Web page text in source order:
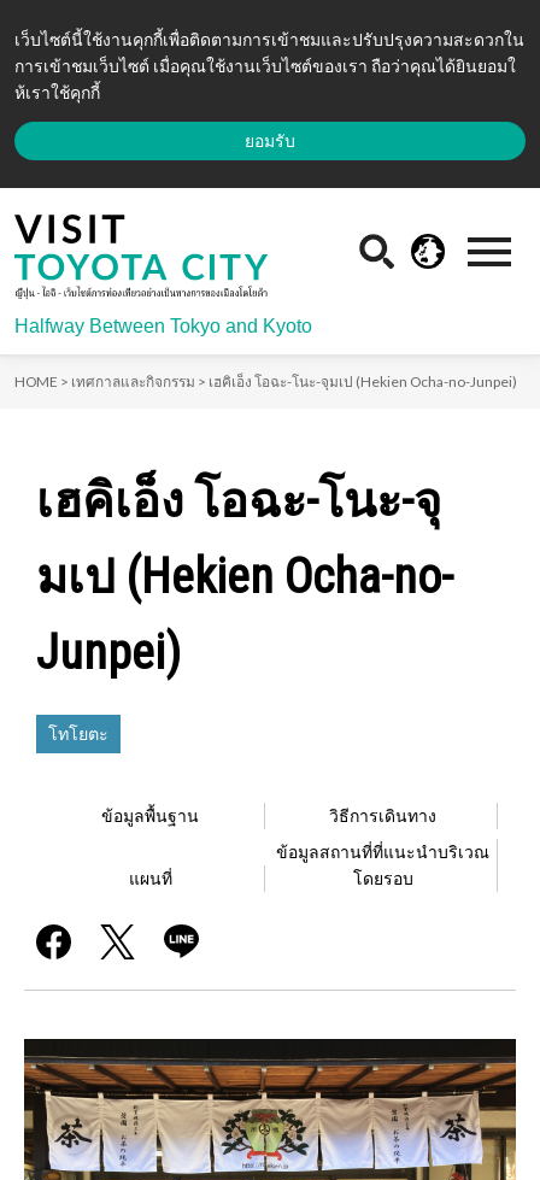
เว็บไซต์นี้ใช้งานคุกกี้เพื่อติดตามการเข้าชมและปรับปรุงความสะดวกใน
การเข้าชมเว็บไซต์ เมื่อคุณใช้งานเว็บไซต์ของเรา ถือว่าคุณได้ยินยอมใ
ห้เราใช้คุกกี้
ยอมรับ
Halfway Between Tokyo and Kyoto
HOME > เทศกาลและกิจกรรม > เฮคิเอ็ง โอฉะ-โนะ-จุมเป (Hekien Ocha-no-Junpei)
เฮคิเอ็ง โอฉะ-โนะ-จุ
มเป (Hekien Ocha-no-
Junpei)
โทโยตะ
ข้อมูลพื้นฐาน วิธีการเดินทาง
แผนที่
ข้อมูลสถานที่ที่แนะนำบริเวณ
โดยรอบ